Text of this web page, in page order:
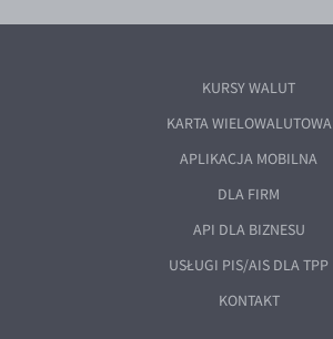
KURSY WALUT
KARTA WIELOWALUTOWA
APLIKACJA MOBILNA
DLA FIRM
API DLA BIZNESU
USŁUGI PIS/AIS DLA TPP
KONTAKT